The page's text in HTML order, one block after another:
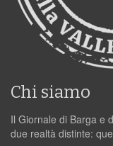
Chi siamo
Il Giornale di Barga e
due realtà distinte: